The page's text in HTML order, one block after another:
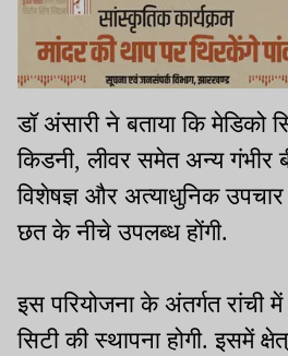
डॉ अंसारी ने बताया कि मेडिको
किडनी, लीवर समेत अन्य गंभीर
विशेषज्ञ और अत्याधुनिक उपचार
छत के नीचे उपलब्ध होंगी.
इस परियोजना के अंतर्गत रांची
सिटी की स्थापना होगी. इसमें